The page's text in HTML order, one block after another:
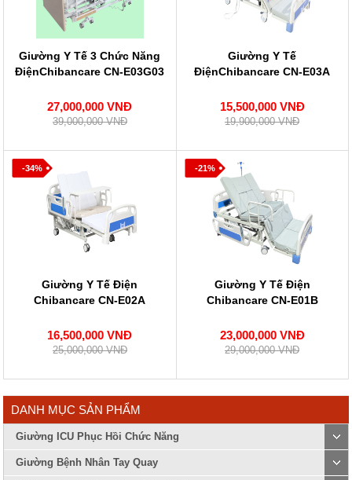
Giường Y Tế 3 Chức Năng
ĐiệnChibancare CN-E03G03
27,000,000 VNĐ
39,000,000 VNĐ
Giường Y Tế
ĐiệnChibancare CN-E03A
15,500,000 VNĐ
19,900,000 VNĐ
-34%
Giường Y Tế Điện
Chibancare CN-E02A
16,500,000 VNĐ
25,000,000 VNĐ
-21%
Giường Y Tế Điện
Chibancare CN-E01B
23,000,000 VNĐ
29,000,000 VNĐ
DANH MỤC SẢN PHẨM
Giường ICU Phục Hồi Chức Năng
Giường Bệnh Nhân Tay Quay